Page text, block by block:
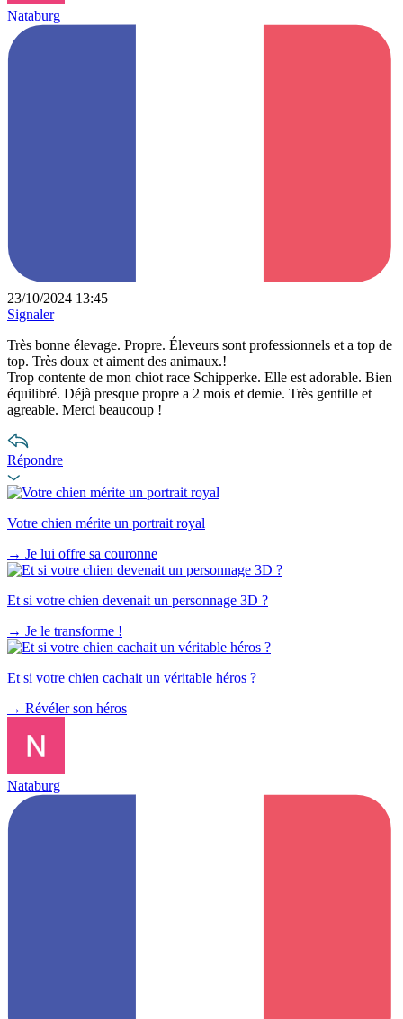
Nataburg
23/10/2024 13:45
Signaler
Très bonne élevage. Propre. Éleveurs sont professionnels et a top de
top. Très doux et aiment des animaux.!
Trop contente de mon chiot race Schipperke. Elle est adorable. Bien
équilibré. Déjà presque propre a 2 mois et demie. Très gentille et
agreable. Merci beaucoup !
Répondre
Votre chien mérite un portrait royal
→ Je lui offre sa couronne
Et si votre chien devenait un personnage 3D ?
→ Je le transforme !
Et si votre chien cachait un véritable héros ?
→ Révéler son héros
Nataburg